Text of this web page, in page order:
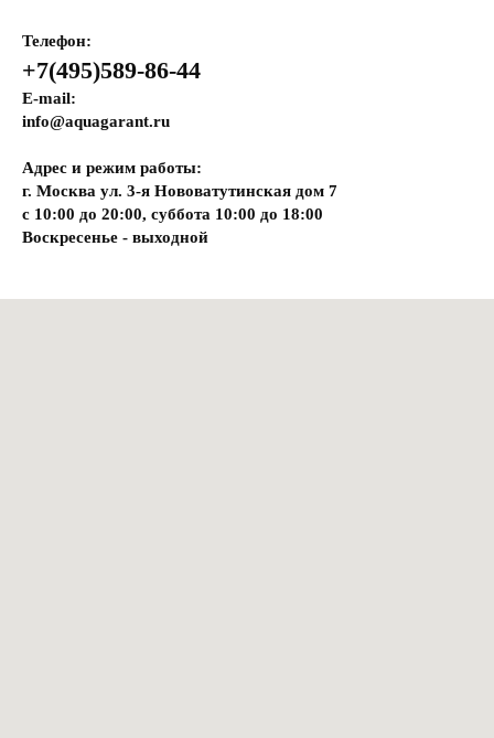
Телефон:
+7(495)589-86-44
E-mail:
info@aquagarant.ru
Адрес и режим работы:
г. Москва ул. 3-я Нововатутинская дом 7
с 10:00 до 20:00, суббота 10:00 до 18:00
Воскресенье - выходной